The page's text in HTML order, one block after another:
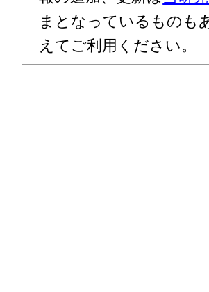
まとなっているものも
えてご利用ください。